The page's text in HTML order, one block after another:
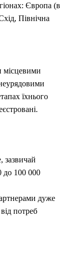
Європа (в
Північна
місцевими
їхнього
зазвичай
до 100 000
дуже
потреб